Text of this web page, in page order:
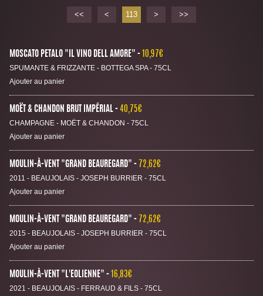
<< < 113 > >>
MOSCATO PETALO "IL VINO DELL AMORE" 10,97€
SPUMANTE & FRIZZANTE - BOTTEGA SPA - 75CL
Ajouter au panier
MOËT & CHANDON BRUT IMPÉRIAL 40,75€
CHAMPAGNE - MOËT & CHANDON - 75CL
Ajouter au panier
MOULIN-À-VENT "GRAND BEAUREGARD" 72,62€
2011 - BEAUJOLAIS - JOSEPH BURRIER - 75CL
Ajouter au panier
MOULIN-À-VENT "GRAND BEAUREGARD" 72,62€
2015 - BEAUJOLAIS - JOSEPH BURRIER - 75CL
Ajouter au panier
MOULIN-À-VENT "L'EOLIENNE" 16,83€
2021 - BEAUJOLAIS - FERRAUD & FILS - 75CL